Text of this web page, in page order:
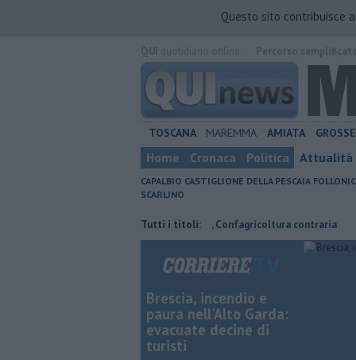
Questo sito contribuisce
TOSCANA MAREMMA AMIATA
Home Cronaca Politica Attualità
CAPALBIO CASTIGLIONE DELLA PESCAIA
SCARLINO
Tutti i titoli:
Parco eolico in mare, Confagricoltura contraria Porti
Brescia, incendio e
paura nell'Alto Garda:
evacuate decine di
turisti